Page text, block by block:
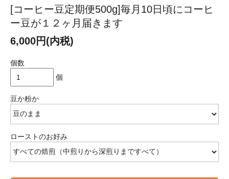
[コーヒー豆定期便500g]毎月10日頃にコーヒ
ー豆が１２ヶ月届きます
6,000円(内税)
個数
個
豆か粉か
ローストのお好み